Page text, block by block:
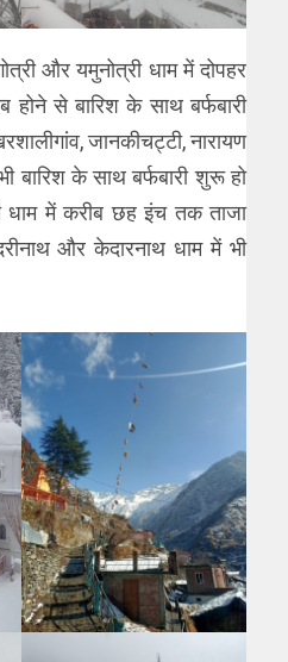
और यमुनोत्री धाम में दोपहर
से बारिश के साथ बर्फबारी
जानकीचट्टी, नारायण
बारिश के साथ बर्फबारी शुरू हो
धाम में करीब छह इंच तक ताजा
और केदारनाथ धाम में भी